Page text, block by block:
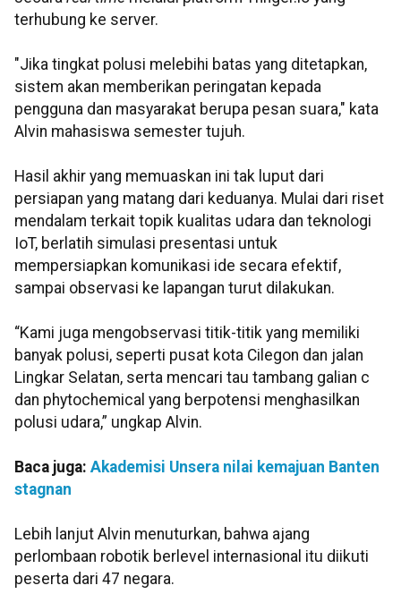
terhubung ke server.
"Jika tingkat polusi melebihi batas yang ditetapkan,
sistem akan memberikan peringatan kepada
pengguna dan masyarakat berupa pesan suara," kata
Alvin mahasiswa semester tujuh.
Hasil akhir yang memuaskan ini tak luput dari
persiapan yang matang dari keduanya. Mulai dari riset
mendalam terkait topik kualitas udara dan teknologi
IoT, berlatih simulasi presentasi untuk
mempersiapkan komunikasi ide secara efektif,
sampai observasi ke lapangan turut dilakukan.
“Kami juga mengobservasi titik-titik yang memiliki
banyak polusi, seperti pusat kota Cilegon dan jalan
Lingkar Selatan, serta mencari tau tambang galian c
dan phytochemical yang berpotensi menghasilkan
polusi udara,” ungkap Alvin.
Baca juga: Akademisi Unsera nilai kemajuan Banten
stagnan
Lebih lanjut Alvin menuturkan, bahwa ajang
perlombaan robotik berlevel internasional itu diikuti
peserta dari 47 negara.